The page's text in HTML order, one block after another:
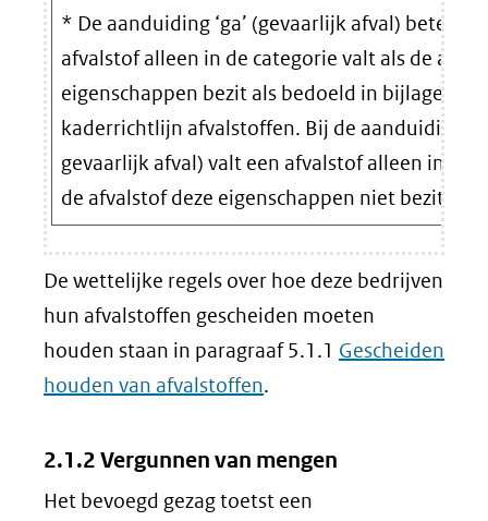
* De aanduiding ‘ga’ (gevaarlijk afval)
afvalstof alleen in de categorie valt als de
eigenschappen bezit als bedoeld in bijlage III
kaderrichtlijn afvalstoffen. Bij de aanduiding
gevaarlijk afval) valt een afvalstof alleen in de
de afvalstof deze eigenschappen niet bezit.
De wettelijke regels over hoe deze bedrijven
hun afvalstoffen gescheiden moeten
houden staan in paragraaf 5.1.1 Gescheiden
houden van afvalstoffen.
2.1.2 Vergunnen van mengen
Het bevoegd gezag toetst een